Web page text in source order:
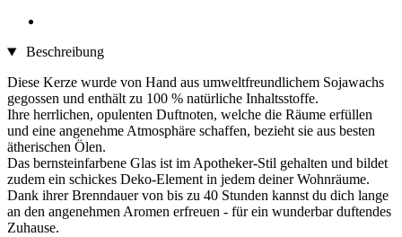
Beschreibung
Diese Kerze wurde von Hand aus umweltfreundlichem Sojawachs
gegossen und enthält zu 100 % natürliche Inhaltsstoffe.
Ihre herrlichen, opulenten Duftnoten, welche die Räume erfüllen
und eine angenehme Atmosphäre schaffen, bezieht sie aus besten
ätherischen Ölen.
Das bernsteinfarbene Glas ist im Apotheker-Stil gehalten und bildet
zudem ein schickes Deko-Element in jedem deiner Wohnräume.
Dank ihrer Brenndauer von bis zu 40 Stunden kannst du dich lange
an den angenehmen Aromen erfreuen - für ein wunderbar duftendes
Zuhause.